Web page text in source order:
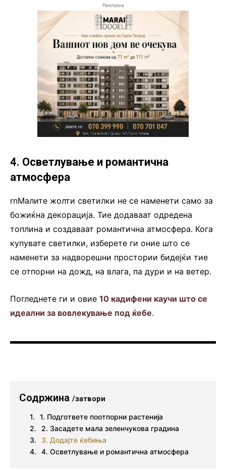
Реклама
4. Осветлување и романтична
атмосфера
rnМалите жолти светилки не се наменети само за
божиќна декорација. Тие додаваат одредена
топлина и создаваат романтична атмосфера. Кога
купувате светилки, изберете ги оние што се
наменети за надворешни простории бидејќи тие
се отпорни на дожд, на влага, па дури и на ветер.
Погледнете ги и овие 10 кадифени каучи што се
идеални за вовлекување под ќебе.
Содржина /затвори
1. Подгответе поотпорни растенија
2. Засадете мала зеленчукова градина
3. Додајте ќебиња
4. Осветлување и романтична атмосфера